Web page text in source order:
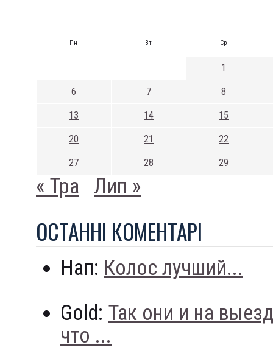
Пн Вт Ср
1
6 7 8
13 14 15
20 21 22
27 28 29
« Тра Лип »
ОСТАННI КОМЕНТАРI
Нап: Колос лучший...
Gold: Так они и на
что ...